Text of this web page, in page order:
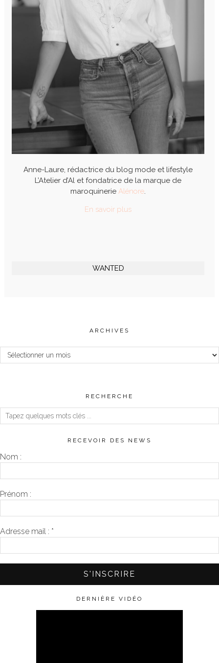
Anne-Laure, rédactrice du blog mode et lifestyle
L’Atelier d’Al et fondatrice de la marque de
maroquinerie Alénore.
En savoir plus
WANTED
ARCHIVES
Archives
RECHERCHE
RECEVOIR DES NEWS
Nom :
Prénom :
Adresse mail : *
DERNIÈRE VIDÉO